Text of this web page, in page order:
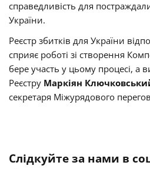
справедливість для
України.
Реєстр збитків для України
сприяє роботі зі створення
бере участь у цьому процесі, а
Реєстру Маркіян
секретаря Міжурядового
Слідкуйте за нами в